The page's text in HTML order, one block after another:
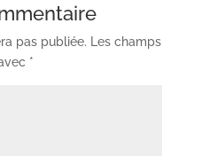
pas publiée.
Les champs
*